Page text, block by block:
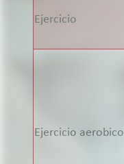
Ejercicio
Ejercicio aerobico